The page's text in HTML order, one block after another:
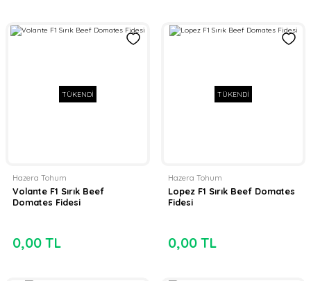
TÜKENDİ
Hazera Tohum
Volante F1 Sırık Beef
Domates Fidesi
0,00 TL
TÜKENDİ
Hazera Tohum
Lopez F1 Sırık Beef Domates
Fidesi
0,00 TL